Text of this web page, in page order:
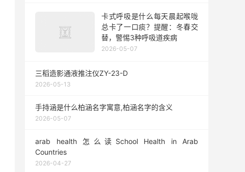
卡式呼吸是什么每天晨起喉咙
总卡了一口痰？提醒：冬春交
替，警惕3种呼吸道疾病
2026-05-07
三稻造影通液推注仪ZY-23-D
2026-05-13
手持涵是什么柏涵名字寓意,柏涵名字的含义
2026-05-07
arab health 怎么读School Health in Arab
Countries
2026-04-27